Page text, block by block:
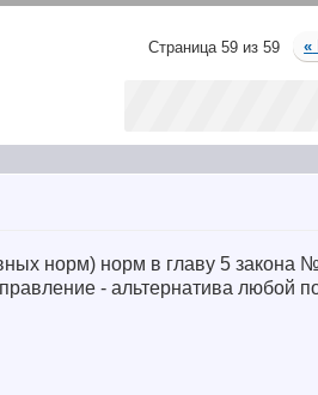
Страница 59 из 59 «
норм) норм в главу 5 закона
- альтернатива любой